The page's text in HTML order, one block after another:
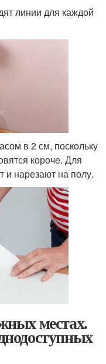
линии для каждой
в 2 см, поскольку
короче. Для
и нарезают на полу.
местах.